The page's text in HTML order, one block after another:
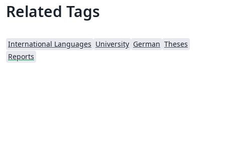
Related Tags
International Languages University German Theses
Reports